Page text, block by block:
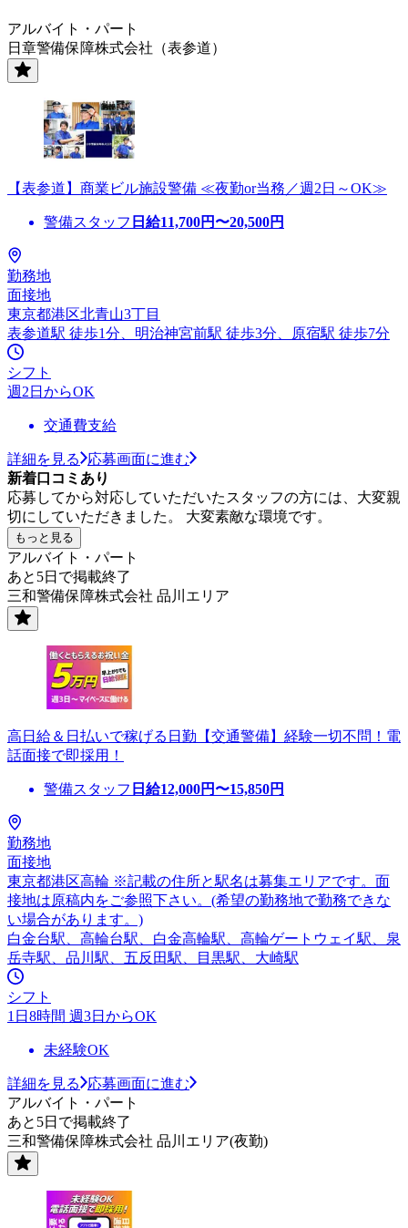
アルバイト・パート
日章警備保障株式会社（表参道）
【表参道】商業ビル施設警備 ≪夜勤or当務／週2日～OK≫
警備スタッフ 日給11,700円〜20,500円
勤務地
面接地
東京都港区北青山3丁目
表参道駅 徒歩1分、明治神宮前駅 徒歩3分、原宿駅 徒歩7分
シフト
週2日からOK
交通費支給
詳細を見る
応募画面に進む
新着口コミあり
応募してから対応していただいたスタッフの方には、大変親
切にしていただきました。 大変素敵な環境です。
もっと見る
アルバイト・パート
あと5日で掲載終了
三和警備保障株式会社 品川エリア
高日給＆日払いで稼げる日勤【交通警備】経験一切不問！電
話面接で即採用！
警備スタッフ 日給12,000円〜15,850円
勤務地
面接地
東京都港区高輪 ※記載の住所と駅名は募集エリアです。面
接地は原稿内をご参照下さい。(希望の勤務地で勤務できな
い場合があります。)
白金台駅、高輪台駅、白金高輪駅、高輪ゲートウェイ駅、泉
岳寺駅、品川駅、五反田駅、目黒駅、大崎駅
シフト
1日8時間 週3日からOK
未経験OK
詳細を見る
応募画面に進む
アルバイト・パート
あと5日で掲載終了
三和警備保障株式会社 品川エリア(夜勤)